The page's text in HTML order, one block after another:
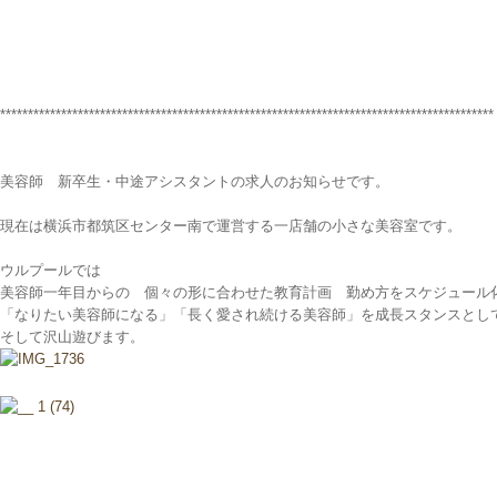
*****************************************************************************************
美容師 新卒生・中途アシスタントの求人のお知らせです。
現在は横浜市都筑区センター南で運営する一店舗の小さな美容室です。
ウルプールでは
美容師一年目からの 個々の形に合わせた教育計画 勤め方をスケジュール
「なりたい美容師になる」「長く愛され続ける美容師」を成長スタンスとし
そして沢山遊びます。